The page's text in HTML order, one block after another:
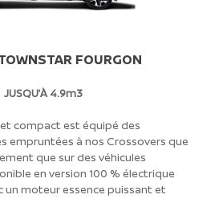
FOURGON
JUSQU’À 4.9m3
compact est équipé des
empruntées à nos Crossovers que
que sur des véhicules
en version 100 % électrique
un moteur essence puissant et